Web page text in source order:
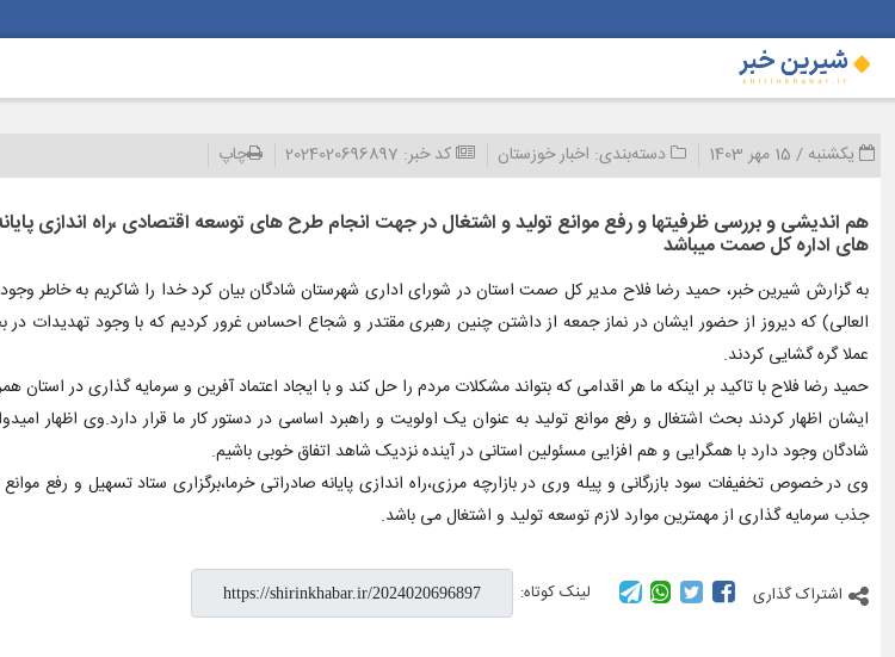
یکشنبه / 15 مهر 1403 دسته‌بندی: اخبار خوزستان کد خبر: 2024020696897 چاپ
هم اندیشی و بررسی ظرفیتها و رفع موانع تولید و اشتغال در جهت انجام طرح های توسعه اقتصادی ،راه اندازی
های اداره کل صمت میباشد
به گزارش شیرین خبر، حمید رضا فلاح مدیر کل صمت استان در شورای اداری شهرستان شادگان بیان کرد خدا را شاکریم به خاطر
عملا گره گشایی کردند.
حمید رضا فلاح با تاکید بر اینکه ما هر اقدامی که بتواند مشکلات مردم را حل کند و با ایجاد اعتماد آفرین و سرمایه گذاری در
ایشان اظهار کردند بحث اشتغال و رفع موانع تولید به عنوان یک اولویت و راهبرد اساسی در دستور کار ما قرار دارد.وی اظهار
شادگان وجود دارد با همگرایی و هم افزایی مسئولین استانی در آینده نزدیک شاهد اتفاق خوبی باشیم.
وی در خصوص تخفیفات سود بازرگانی و پیله وری در بازارچه مرزی،راه اندازی پایانه صادراتی خرما،برگزاری ستاد تسهیل و رفع
جذب سرمایه گذاری از مهمترین موارد لازم توسعه تولید و اشتغال می باشد.
اشتراک گذاری لینک کوتاه: